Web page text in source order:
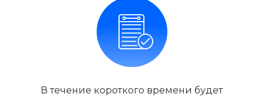
В течение короткого времени будет